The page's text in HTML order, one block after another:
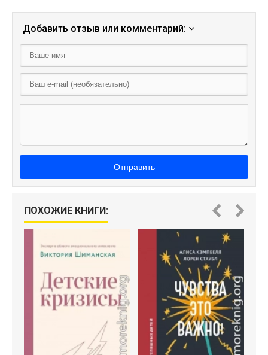
Добавить отзыв или комментарий:
Отправить
ПОХОЖИЕ КНИГИ: